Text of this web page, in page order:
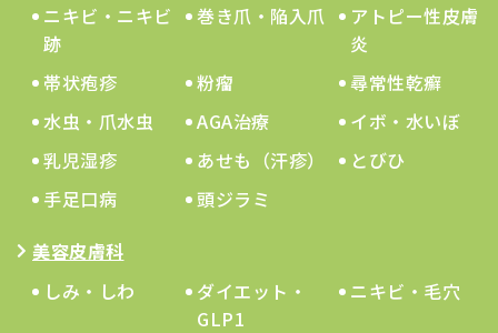
ニキビ・ニキビ
跡
巻き爪・陥入爪
アトピー性皮膚
炎
帯状疱疹
粉瘤
尋常性乾癬
水虫・爪水虫
AGA治療
イボ・水いぼ
乳児湿疹
あせも（汗疹）
とびひ
手足口病
頭ジラミ
美容皮膚科
しみ・しわ
ダイエット・
GLP1
ニキビ・毛穴